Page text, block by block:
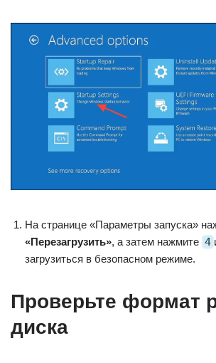
На странице «Параметры запуска»
«Перезагрузить», а затем нажмите 4
загрузиться в безопасном режиме.
Проверьте формат
диска